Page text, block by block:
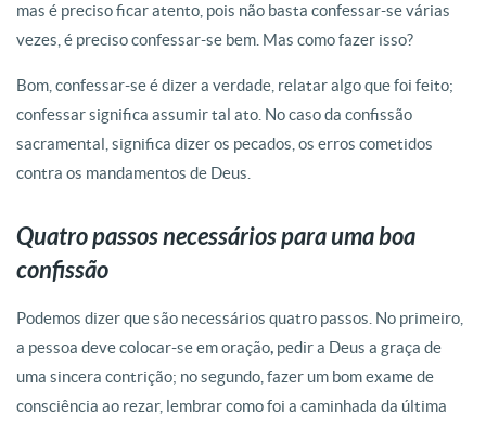
mas é preciso ficar atento, pois não basta confessar-se várias
vezes, é preciso confessar-se bem. Mas como fazer isso?
Bom, confessar-se é dizer a verdade, relatar algo que foi feito;
confessar significa assumir tal ato. No caso da confissão
sacramental, significa dizer os pecados, os erros cometidos
contra os mandamentos de Deus.
Quatro passos necessários para uma boa
confissão
Podemos dizer que são necessários quatro passos. No primeiro,
a pessoa deve colocar-se em oração, pedir a Deus a graça de
uma sincera contrição; no segundo, fazer um bom exame de
consciência ao rezar, lembrar como foi a caminhada da última